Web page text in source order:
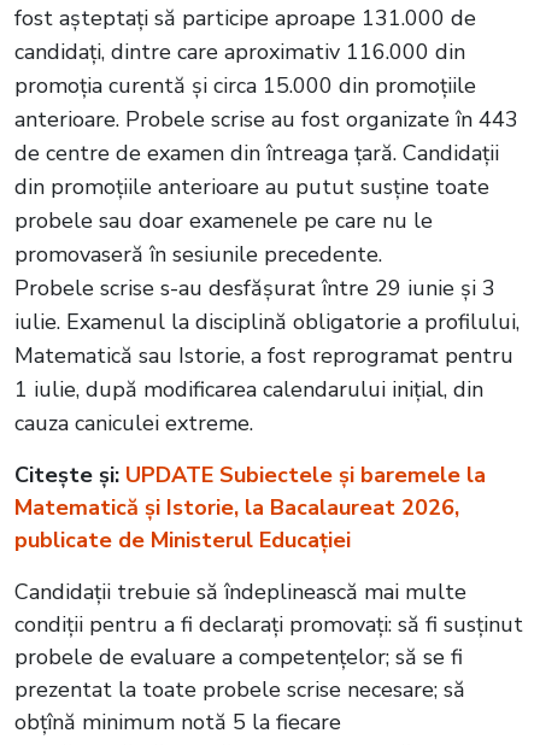
fost așteptați să participe aproape 131.000 de
candidați, dintre care aproximativ 116.000 din
promoția curentă și circa 15.000 din promoțiile
anterioare. Probele scrise au fost organizate în 443
de centre de examen din întreaga țară. Candidații
din promoțiile anterioare au putut susține toate
probele sau doar examenele pe care nu le
promovaseră în sesiunile precedente.
Probele scrise s-au desfășurat între 29 iunie și 3
iulie. Examenul la disciplină obligatorie a profilului,
Matematică sau Istorie, a fost reprogramat pentru
1 iulie, după modificarea calendarului inițial, din
cauza caniculei extreme.
Citește și: UPDATE Subiectele și baremele la
Matematică și Istorie, la Bacalaureat 2026,
publicate de Ministerul Educației
Candidații trebuie să îndeplinească mai multe
condiții pentru a fi declarați promovați: să fi susținut
probele de evaluare a competențelor; să se fi
prezentat la toate probele scrise necesare; să
obțînă minimum notă 5 la fiecare